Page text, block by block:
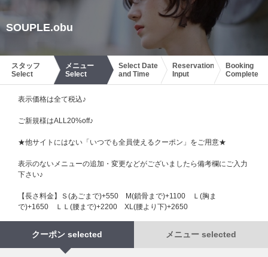
SOUPLE.obu
スタッフ
Select
メニュー
Select
Select Date
and Time
Reservation
Input
Booking
Complete
表示価格は全て税込♪
ご新規様はALL20%off♪
★他サイトにはない「いつでも全員使えるクーポン」をご用意★
表示のないメニューの追加・変更などがございましたら備考欄にご入力
下さい♪
【長さ料金】Ｓ(あごまで)+550 М(鎖骨まで)+1100 Ｌ(胸ま
で)+1650 ＬＬ(腰まで)+2200 XL(腰より下)+2650
クーポン selected メニュー selected